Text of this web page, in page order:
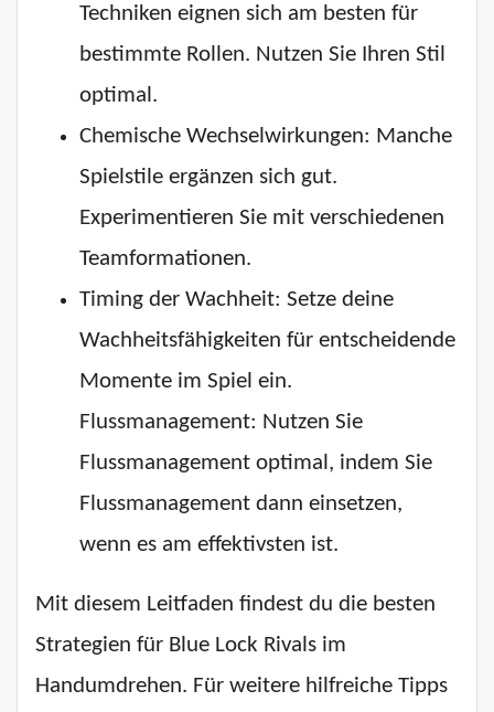
Techniken eignen sich am besten für
bestimmte Rollen. Nutzen Sie Ihren Stil
optimal.
Chemische Wechselwirkungen: Manche
Spielstile ergänzen sich gut.
Experimentieren Sie mit verschiedenen
Teamformationen.
Timing der Wachheit: Setze deine
Wachheitsfähigkeiten für entscheidende
Momente im Spiel ein.
Flussmanagement: Nutzen Sie
Flussmanagement optimal, indem Sie
Flussmanagement dann einsetzen,
wenn es am effektivsten ist.
Mit diesem Leitfaden findest du die besten
Strategien für Blue Lock Rivals im
Handumdrehen. Für weitere hilfreiche Tipps